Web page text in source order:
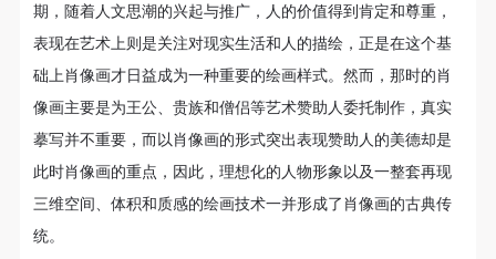
期，随着人文思潮的兴起与推广，人的价值得到肯定和尊重，
表现在艺术上则是关注对现实生活和人的描绘，正是在这个基
础上肖像画才日益成为一种重要的绘画样式。然而，那时的肖
像画主要是为王公、贵族和僧侣等艺术赞助人委托制作，真实
摹写并不重要，而以肖像画的形式突出表现赞助人的美德却是
此时肖像画的重点，因此，理想化的人物形象以及一整套再现
三维空间、体积和质感的绘画技术一并形成了肖像画的古典传
统。
地、空间、艺术品、衍生品等受到不同程度的损失、
破坏。活动中任何非事故当事人及美术馆将不承担相
应的责任与损失，应由参与活动者根据相应的法律条
文、组织规定进行协商和赔偿。并追究相应的法律责
任和经济责任。
第六条
参与活动者在参与活动时应当在美术馆工作人员及活
动导师、教师指导下进行，并正确的使用活动中所涉
地、空间、艺术品、衍生品等受到不同程度的损失、
破坏。活动中任何非事故当事人及美术馆将不承担相
应的责任与损失，应由参与活动者根据相应的法律条
文、组织规定进行协商和赔偿。并追究相应的法律责
任和经济责任。
第六条
参与活动者在参与活动时应当在美术馆工作人员及活
动导师、教师指导下进行，并正确的使用活动中所涉
地、空间、艺术品、衍生品等受到不同程度的损失、
破坏。活动中任何非事故当事人及美术馆将不承担相
应的责任与损失，应由参与活动者根据相应的法律条
文、组织规定进行协商和赔偿。并追究相应的法律责
任和经济责任。
第六条
参与活动者在参与活动时应当在美术馆工作人员及活
动导师、教师指导下进行，并正确的使用活动中所涉